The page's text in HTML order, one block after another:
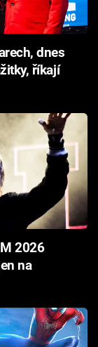
dnes
říkají
2026
na